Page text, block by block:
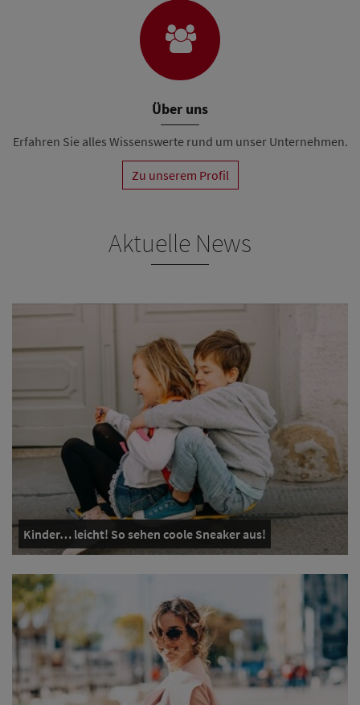
Über uns
Erfahren Sie alles Wissenswerte rund um unser Unternehmen.
Zu unserem Profil
Aktuelle News
Kinder… leicht! So sehen coole Sneaker aus!